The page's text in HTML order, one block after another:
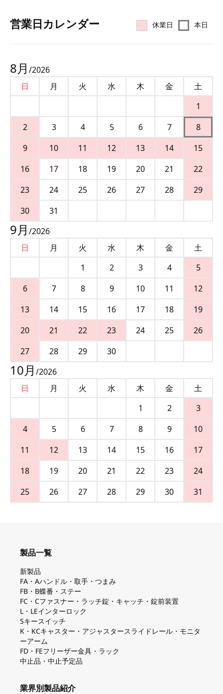
営業⽇カレンダー 休業日 本日
8月 /2026
日
月 火 水 木 金
土
1
2
3 4 5 6 7
8
9
10 11 12 13 14
15
16
17 18 19 20 21
22
23
24 25 26 27 28
29
30
31
9月 /2026
日
月 火 水 木 金
土
1
2 3 4
5
6
7 8 9 10 11
12
13
14 15 16 17 18
19
20
21 22 23 24 25
26
27
28 29 30
10月 /2026
日
月 火 水 木 金
土
1
2
3
4
5 6 7 8 9
10
11
12 13 14 15 16
17
18
19 20 21 22 23
24
25
26 27 28 29 30 31
製品一覧
新製品
FA・Aハンドル・取手・つまみ
FB・B蝶番・ステー
FC・Cファスナー・ラッチ錠・キャッチ・錠前装置
L・LEインターロック
Sキースイッチ
K・KCキャスター・アジャスタースライドレール・モニタ
ーアーム
FD・FEフリーザー金具・ラック
中止品・中止予定品
業界別製品紹介